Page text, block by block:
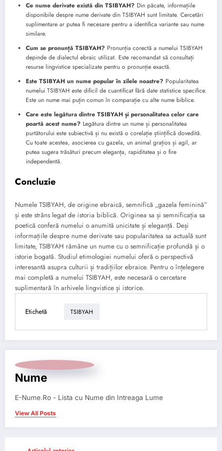
Ce nume derivate există din TSIBYAH? Din păcate, informațiile
disponibile despre nume derivate din TSIBYAH sunt limitate. Cercetări
suplimentare ar putea fi necesare pentru a identifica variante sau nume
similare.
Cum se pronunță TSIBYAH? Pronunția corectă a numelui TSIBYAH
depinde de dialectul ebraic utilizat. Este recomandat să consultați
resurse lingvistice specializate pentru o pronunție exactă.
Este TSIBYAH un nume popular în zilele noastre? Popularitatea
numelui TSIBYAH este dificil de cuantificat fără date statistice specifice.
Este un nume mai puțin comun în comparație cu alte nume biblice.
Care este legătura dintre TSIBYAH și personalitatea celor care
poartă acest nume? Legătura dintre un nume și personalitatea
purtătorului este subiectivă și nu există o corelație științifică dovedită.
Cu toate acestea, asocierea cu gazela, un animal grațios și agil, ar
putea sugera trăsături precum eleganța, rapiditatea și o fire
independentă.
Concluzie
Numele TSIBYAH, de origine ebraică, semnifică „gazela feminină”
și este strâns legat de istoria biblică. Originea sa și semnificația sa
poetică conferă numelui o anumită unicitate și eleganță. Deși
informațiile despre nume derivate sau popularitatea sa actuală sunt
limitate, TSIBYAH rămâne un nume cu o semnificație profundă și o
istorie bogată. Studiul etimologiei numelui oferă o perspectivă
interesantă asupra culturii și tradițiilor ebraice. Pentru o înțelegere
mai completă a numelui TSIBYAH, este necesară o cercetare
suplimentară în arhivele lingvistice și istorice.
Etichetă TSIBYAH
Nume
E-Nume.Ro - Lista cu Nume din Intreaga Lume
View All Posts